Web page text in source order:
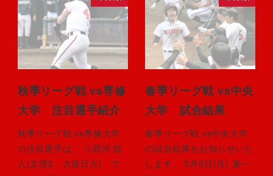
秋季リーグ戦 vs専修
大学 注目選手紹介
秋季リーグ戦 vs専修大学
の注目選手は、 ☆西河 陸
人(文理2・大垣日大) で
春季リーグ戦 vs中央
大学 試合結果
春季リーグ戦 vs中央大学
の試合結果をお知らせいた
します。 5月5日(月) 第一